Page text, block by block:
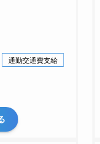
通勤交通費支給